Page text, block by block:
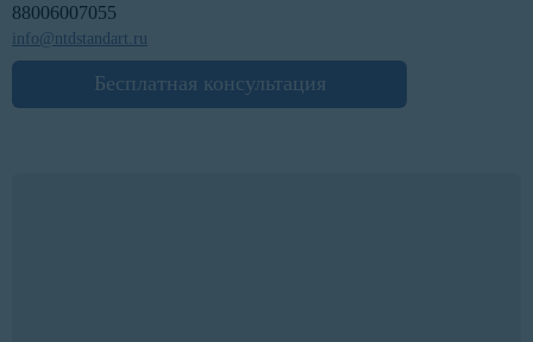
88006007055
info@ntdstandart.ru
Бесплатная консультация